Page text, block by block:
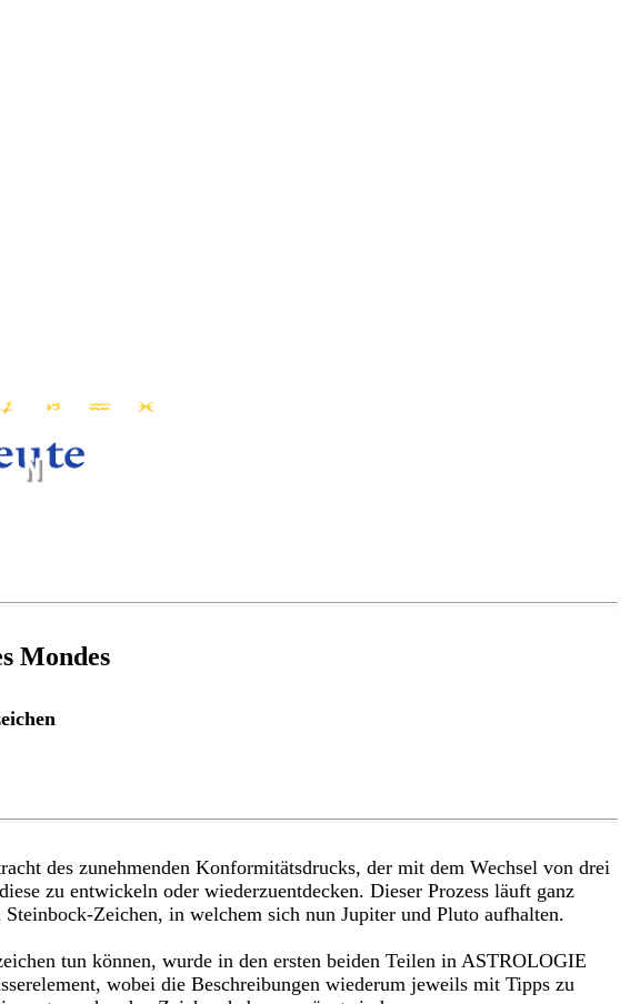
Mondes
des zunehmenden Konformitätsdrucks, der mit dem Wechsel von drei
zu entwickeln oder wiederzuentdecken. Dieser Prozess läuft ganz
Zeichen, in welchem sich nun Jupiter und Pluto aufhalten.
tun können, wurde in den ersten beiden Teilen in ASTROLOGIE
wobei die Beschreibungen wiederum jeweils mit Tipps zu